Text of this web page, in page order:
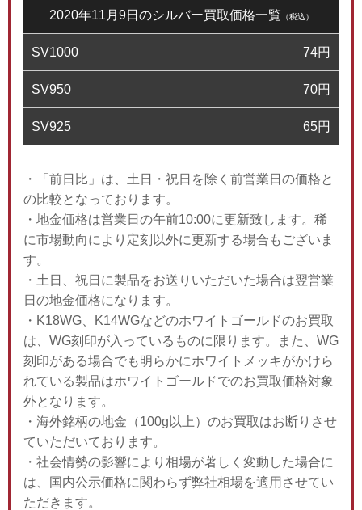
2020年11月9日のシルバー買取価格一覧 （税込）
SV1000 74円
SV950 70円
SV925 65円
・「前日比」は、土日・祝日を除く前営業日の価格と
の比較となっております。
・地金価格は営業日の午前10:00に更新致します。稀
に市場動向により定刻以外に更新する場合もございま
す。
・土日、祝日に製品をお送りいただいた場合は翌営業
日の地金価格になります。
・K18WG、K14WGなどのホワイトゴールドのお買取
は、WG刻印が入っているものに限ります。また、WG
刻印がある場合でも明らかにホワイトメッキがかけら
れている製品はホワイトゴールドでのお買取価格対象
外となります。
・海外銘柄の地金（100g以上）のお買取はお断りさせ
ていただいております。
・社会情勢の影響により相場が著しく変動した場合に
は、国内公示価格に関わらず弊社相場を適用させてい
ただきます。